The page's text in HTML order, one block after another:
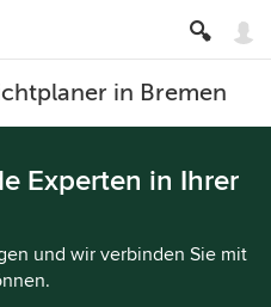
in Bremen
Experten in Ihrer
und wir verbinden Sie mit